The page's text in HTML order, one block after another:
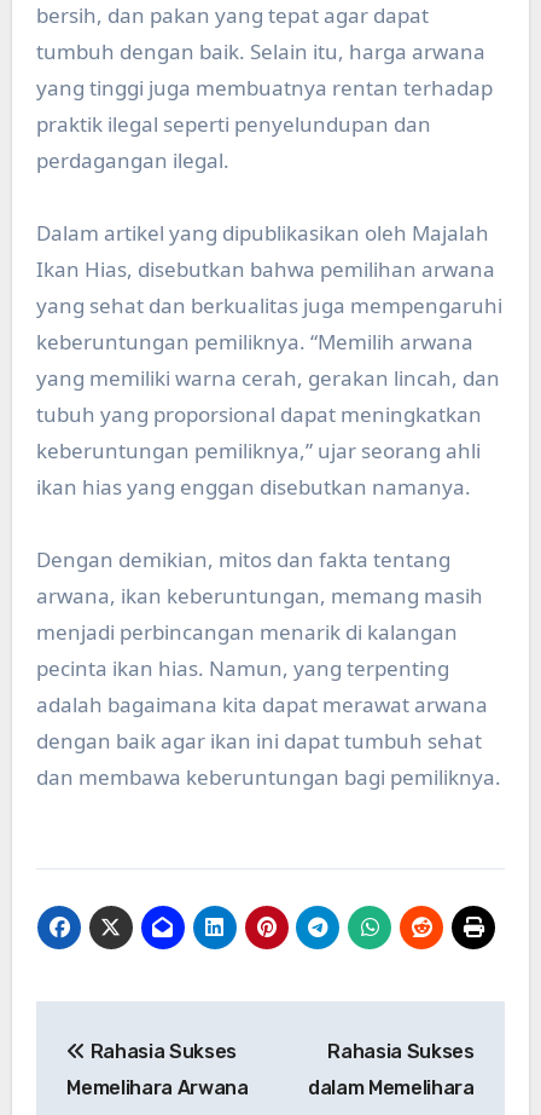
bersih, dan pakan yang tepat agar dapat
tumbuh dengan baik. Selain itu, harga arwana
yang tinggi juga membuatnya rentan terhadap
praktik ilegal seperti penyelundupan dan
perdagangan ilegal.
Dalam artikel yang dipublikasikan oleh Majalah
Ikan Hias, disebutkan bahwa pemilihan arwana
yang sehat dan berkualitas juga mempengaruhi
keberuntungan pemiliknya. “Memilih arwana
yang memiliki warna cerah, gerakan lincah, dan
tubuh yang proporsional dapat meningkatkan
keberuntungan pemiliknya,” ujar seorang ahli
ikan hias yang enggan disebutkan namanya.
Dengan demikian, mitos dan fakta tentang
arwana, ikan keberuntungan, memang masih
menjadi perbincangan menarik di kalangan
pecinta ikan hias. Namun, yang terpenting
adalah bagaimana kita dapat merawat arwana
dengan baik agar ikan ini dapat tumbuh sehat
dan membawa keberuntungan bagi pemiliknya.
navigation
Rahasia Sukses
Memelihara Arwana
Rahasia Sukses
dalam Memelihara